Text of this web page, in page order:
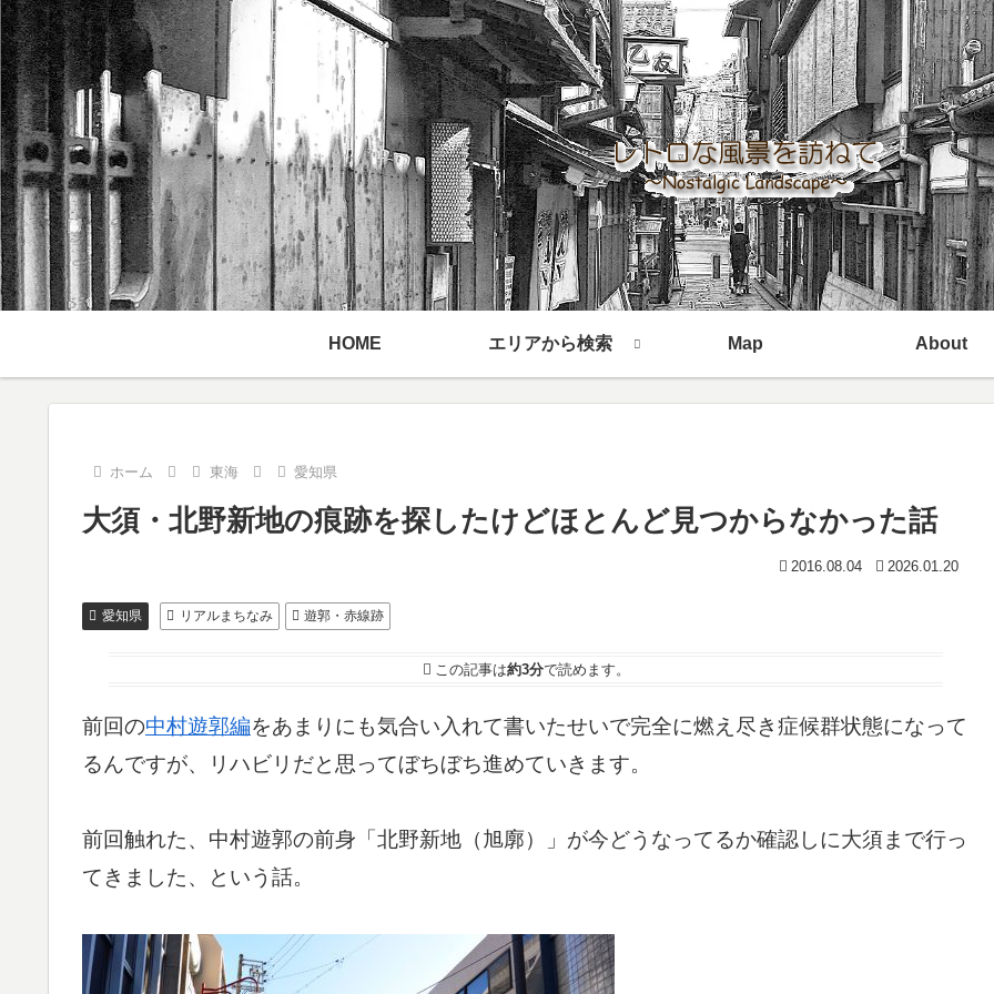
HOME エリアから検索 Map About
ホーム 東海 愛知県
大須・北野新地の痕跡を探したけどほとんど見つからなかった話
2016.08.04 2026.01.20
愛知県 リアルまちなみ 遊郭・赤線跡
この記事は約3分で読めます。
前回の中村遊郭編をあまりにも気合い入れて書いたせいで完全に燃え尽き症候群状態になって
るんですが、リハビリだと思ってぼちぼち進めていきます。
前回触れた、中村遊郭の前身「北野新地（旭廓）」が今どうなってるか確認しに大須まで行っ
てきました、という話。